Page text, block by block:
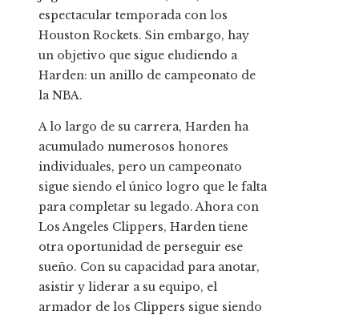
espectacular temporada con los
Houston Rockets. Sin embargo, hay
un objetivo que sigue eludiendo a
Harden: un anillo de campeonato de
la NBA.
A lo largo de su carrera, Harden ha
acumulado numerosos honores
individuales, pero un campeonato
sigue siendo el único logro que le falta
para completar su legado. Ahora con
Los Angeles Clippers, Harden tiene
otra oportunidad de perseguir ese
sueño. Con su capacidad para anotar,
asistir y liderar a su equipo, el
armador de los Clippers sigue siendo